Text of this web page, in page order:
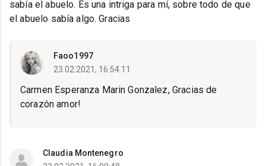
sabía el abuelo. Es una intriga para mí, sobre todo de que
el abuelo sabía algo. Gracias
Faoo1997
23.02.2021, 16:54:11
Carmen Esperanza Marin Gonzalez, Gracias de
corazón amor!
Claudia Montenegro